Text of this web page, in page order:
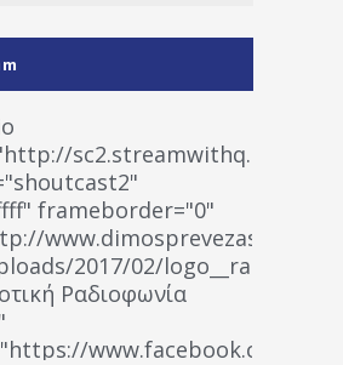
frameborder="0"
www.dimosprevezas.gr/wp-
2017/02/
Ραδιοφωνία
www.facebook.com/